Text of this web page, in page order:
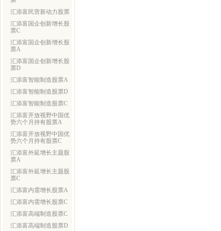
汇添富民营新动力股票
汇添富国企创新增长股
票C
汇添富国企创新增长股
票A
汇添富国企创新增长股
票D
汇添富智能制造股票A
汇添富智能制造股票D
汇添富智能制造股票C
汇添富开放视野中国优
势六个月持有股票A
汇添富开放视野中国优
势六个月持有股票C
汇添富外延增长主题股
票A
汇添富外延增长主题股
票C
汇添富内需增长股票A
汇添富内需增长股票C
汇添富高端制造股票C
汇添富高端制造股票D